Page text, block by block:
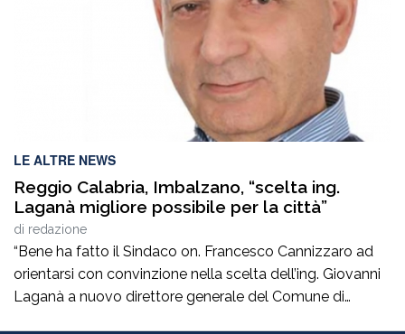
LE ALTRE NEWS
Reggio Calabria, Imbalzano, “scelta ing.
Laganà migliore possibile per la città”
di redazione
“Bene ha fatto il Sindaco on. Francesco Cannizzaro ad
orientarsi con convinzione nella scelta dell’ing. Giovanni
Laganà a nuovo direttore generale del Comune di